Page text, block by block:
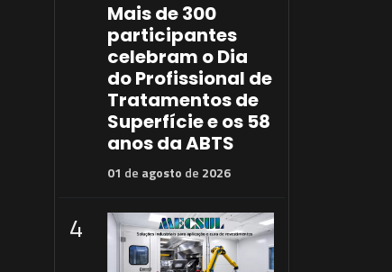
Mais de 300
participantes
celebram o Dia
do Profissional de
Tratamentos de
Superfície e os 58
anos da ABTS
01 de agosto de 2026
4